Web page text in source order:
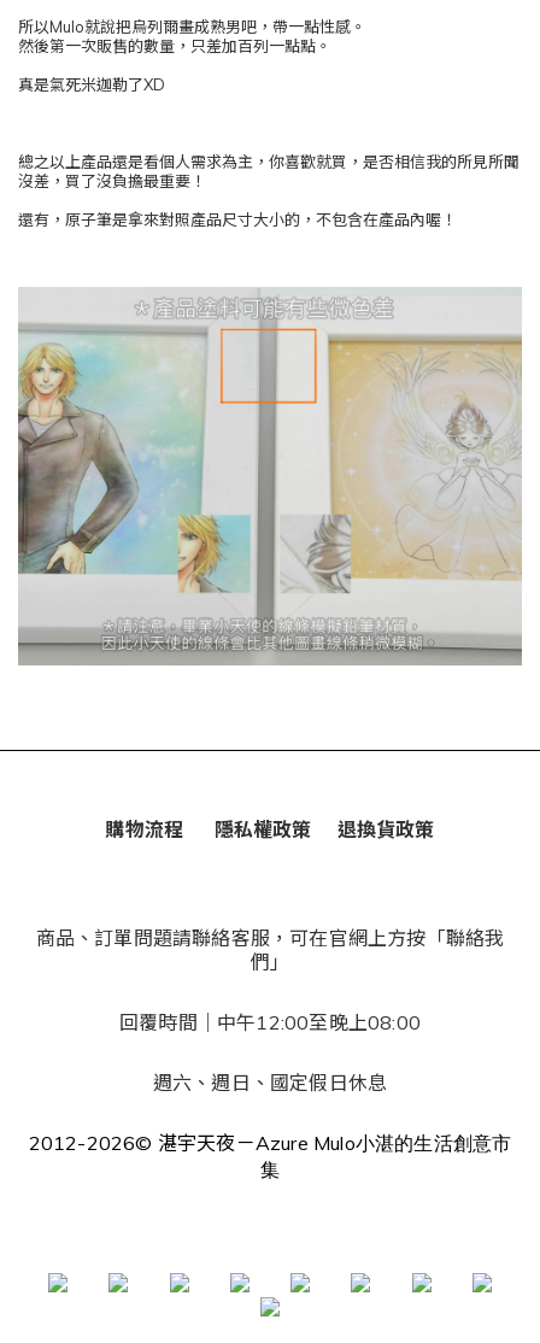
所以Mulo就說把烏列爾畫成熟男吧，帶一點性感。
然後第一次販售的數量，只差加百列一點點。
真是氣死米迦勒了XD
總之以上產品還是看個人需求為主，你喜歡就買，是否相信我的所見所聞
沒差，買了沒負擔最重要！
還有，原子筆是拿來對照產品尺寸大小的，不包含在產品內喔！
購物流程 隱私權政策 退換貨政策
商品、訂單問題請聯絡客服，可在官網上方按「聯絡我
們」
回覆時間｜中午12:00至晚上08:00
週六、週日、國定假日休息
2012-2026© 湛宇天夜－Azure Mulo小湛的生活創意市
集